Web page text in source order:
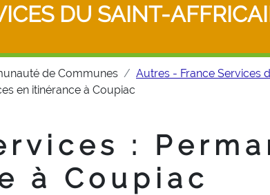
DU SAINT-
de Communes
Autres - France Services
en itinérance à Coupiac
:
à Coupiac